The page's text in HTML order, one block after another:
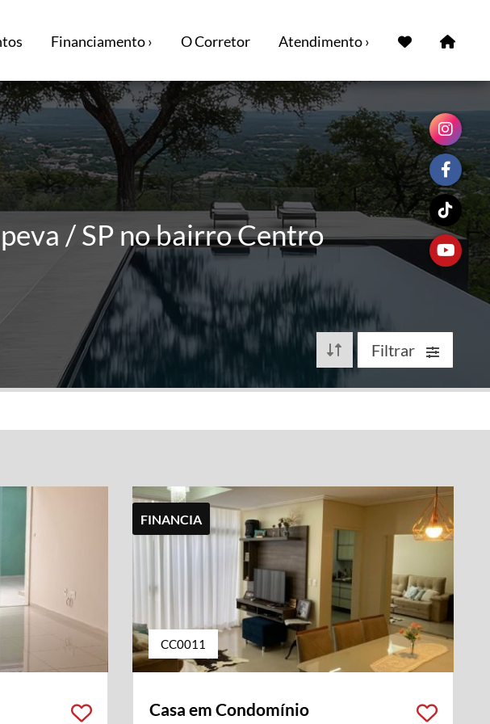
Financiamento › O Corretor Atendimento ›
/ SP no bairro Centro
Filtrar
FINANCIA
CC0011
Casa em Condomínio